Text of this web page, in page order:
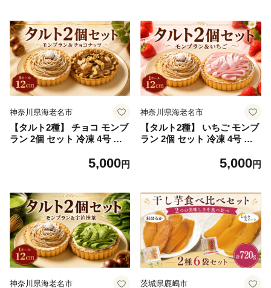
神奈川県海老名市
【タルト2種】 チョコ モンブ
ラン 2個 セット 冷凍 4号 ケ
ルトセット 冷凍タルト 食べ
ケーキ クリスマス バレンタ
イン ホワイトデー 贈り物 お
誕生日 誕生日 ギフト お祝い
ふじ食品販売 海老名 神奈川
5,000円
神奈川県海老名市
【タルト2種】 いちご モンブ
ラン 2個 セット 冷凍 4号 ケ
ーキ タルトセット 冷凍タル
スマスケーキ クリスマス バ
レンタイン ホワイトデー 贈
り物 お誕生日 誕生日 ギフト
お祝い ふじ食品販売 海老名
神奈川
5,000円
神奈川県海老名市 茨城県鹿嶋市